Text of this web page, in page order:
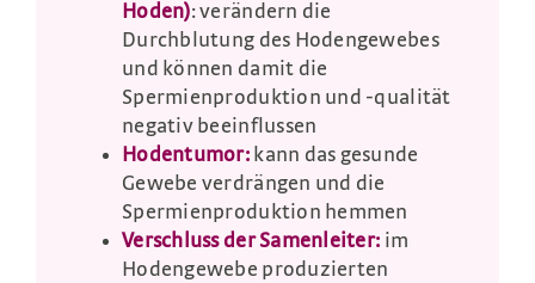
Hoden): verändern die
Durchblutung des Hodengewebes
und können damit die
Spermienproduktion und -qualität
negativ beeinflussen
Hodentumor:kann das gesunde
Gewebe verdrängen und die
Spermienproduktion hemmen
Verschluss der Samenleiter: im
Hodengewebe produzierten